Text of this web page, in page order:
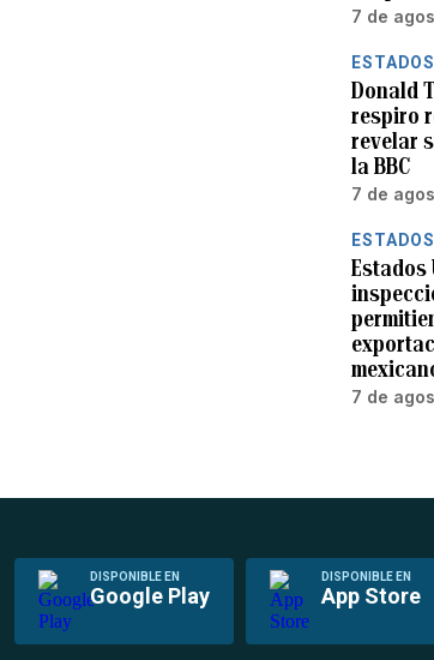
7 de
Donald
respiro
revelar
la BBC
7 de
Estados
7 de
DISPONIBLE EN
Google Play
DISPONIBLE EN
App Store